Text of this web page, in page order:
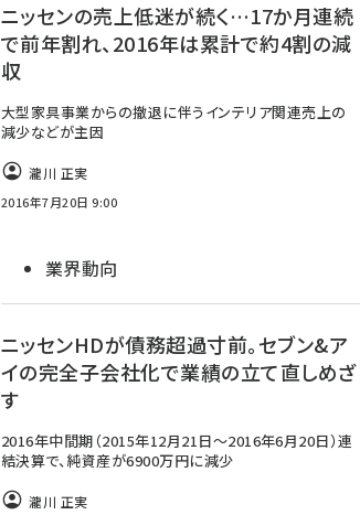
ニッセンの売上低迷が続く…17か月連続
で前年割れ、2016年は累計で約4割の減
収
大型家具事業からの撤退に伴うインテリア関連売上の
減少などが主因
瀧川 正実
2016年7月20日 9:00
業界動向
ニッセンHDが債務超過寸前。セブン&ア
イの完全子会社化で業績の立て直しめざ
す
2016年中間期（2015年12月21日～2016年6月20日）連
結決算で、純資産が6900万円に減少
瀧川 正実